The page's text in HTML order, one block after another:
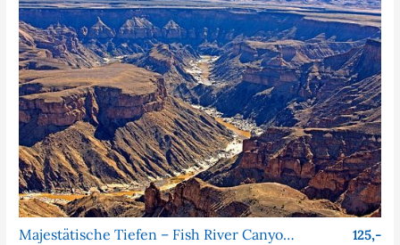
Majestätische Tiefen – Fish River Canyon, Namibia 125,-